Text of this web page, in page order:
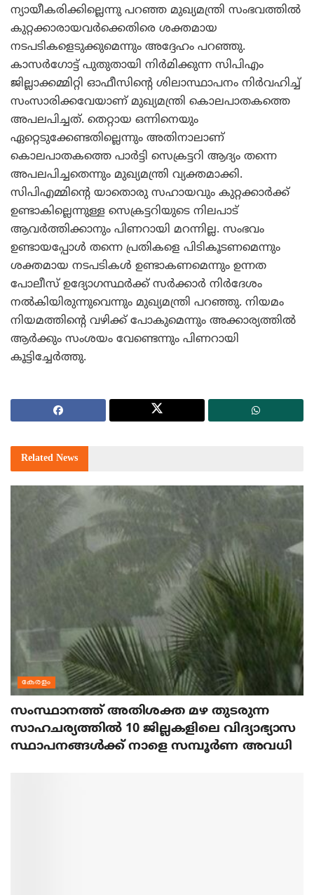
ന്യായീകരിക്കില്ലെന്നു പറഞ്ഞ മുഖ്യമന്ത്രി സംഭവത്തില്‍
കുറ്റക്കാരായവര്‍ക്കെതിരെ ശക്തമായ
നടപടികളെടുക്കുമെന്നും അദ്ദേഹം പറഞ്ഞു.
കാസര്‍ഗോട്ട് പുതുതായി നിര്‍മിക്കുന്ന സിപിഎം
ജില്ലാക്കമ്മിറ്റി ഓഫീസിന്റെ ശിലാസ്ഥാപനം നിര്‍വഹിച്ച്
സംസാരിക്കവേയാണ് മുഖ്യമന്ത്രി കൊലപാതകത്തെ
അപലപിച്ചത്. തെറ്റായ ഒന്നിനെയും
ഏറ്റെടുക്കേണ്ടതില്ലെന്നും അതിനാലാണ്
കൊലപാതകത്തെ പാര്‍ട്ടി സെക്രട്ടറി ആദ്യം തന്നെ
അപലപിച്ചതെന്നും മുഖ്യമന്ത്രി വ്യക്തമാക്കി.
സിപിഎമ്മിന്റെ യാതൊരു സഹായവും കുറ്റക്കാര്‍ക്ക്
ഉണ്ടാകില്ലെന്നുള്ള സെക്രട്ടറിയുടെ നിലപാട്
ആവര്‍ത്തിക്കാനും പിണറായി മറന്നില്ല. സംഭവം
ഉണ്ടായപ്പോള്‍ തന്നെ പ്രതികളെ പിടികൂടണമെന്നും
ശക്തമായ നടപടികള്‍ ഉണ്ടാകണമെന്നും ഉന്നത
പോലീസ് ഉദ്യോഗസ്ഥര്‍ക്ക് സര്‍ക്കാര്‍ നിര്‍ദേശം
നല്‍കിയിരുന്നുവെന്നും മുഖ്യമന്ത്രി പറഞ്ഞു. നിയമം
നിയമത്തിന്റെ വഴിക്ക് പോകുമെന്നും അക്കാര്യത്തില്‍
ആര്‍ക്കും സംശയം വേണ്ടെന്നും പിണറായി
കൂട്ടിച്ചേര്‍ത്തു.
Related News
കേരളം
സംസ്ഥാനത്ത് അതിശക്ത മഴ തുടരുന്ന
സാഹചര്യത്തിൽ 10 ജില്ലകളിലെ വിദ്യാഭ്യാസ
സ്ഥാപനങ്ങൾക്ക് നാളെ സമ്പൂർണ അവധി